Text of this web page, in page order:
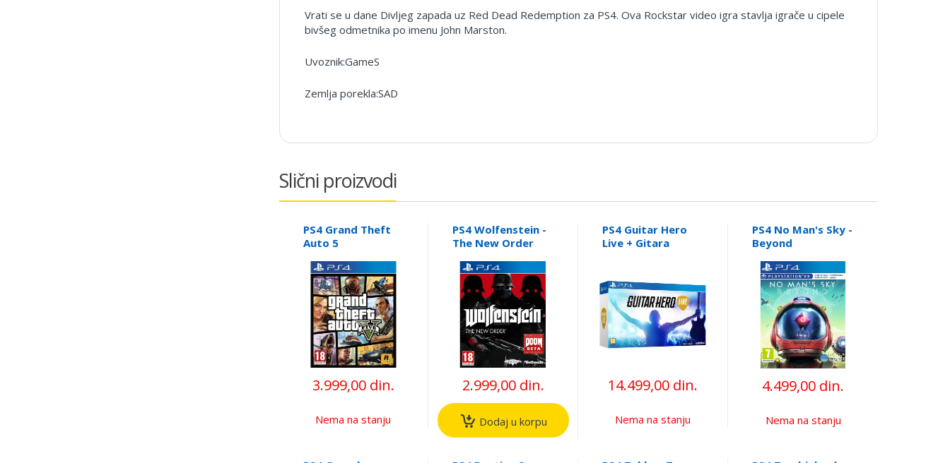
Vrati se u dane Divljeg zapada uz Red Dead Redemption za PS4. Ova Rockstar video igra stavlja igrače u cipele
bivšeg odmetnika po imenu John Marston.
Uvoznik:GameS
Zemlja porekla:SAD
Slični proizvodi
PS4 Grand Theft
Auto 5
3.999,00 din.
Nema na stanju
PS4 Wolfenstein -
The New Order
2.999,00 din.
Dodaj u korpu
PS4 Guitar Hero
Live + Gitara
14.499,00 din.
Nema na stanju
PS4 No Man's Sky -
Beyond
4.499,00 din.
Nema na stanju